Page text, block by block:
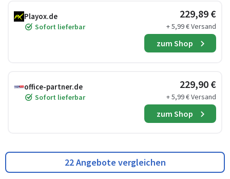
Playox.de
Sofort lieferbar
229,89 €
+ 5,99 € Versand
zum Shop
office-partner.de
Sofort lieferbar
229,90 €
+ 5,99 € Versand
zum Shop
22 Angebote vergleichen